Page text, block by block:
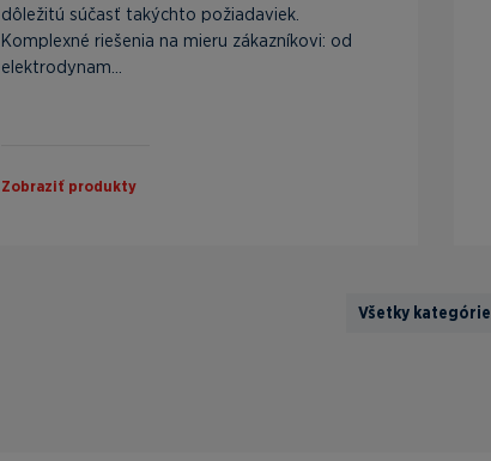
dôležitú súčasť takýchto požiadaviek.
Komplexné riešenia na mieru zákazníkovi: od
elektrodynam...
Zobraziť produkty
Všetky kategórie